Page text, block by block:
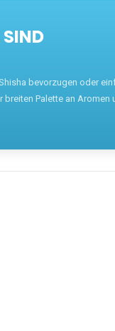
bevorzugen oder
Palette an Aromen